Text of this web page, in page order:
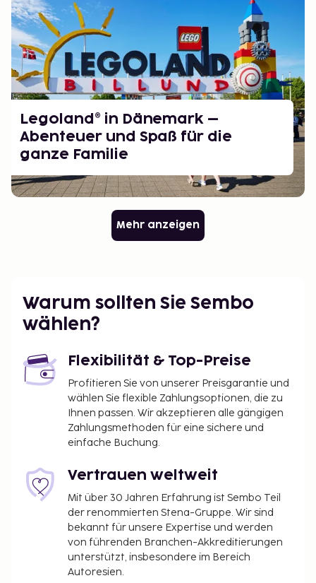
Legoland® in Dänemark –
Abenteuer und Spaß für die
ganze Familie
Mehr anzeigen
Warum sollten Sie Sembo
wählen?
Flexibilität & Top-Preise
Profitieren Sie von unserer Preisgarantie und
wählen Sie flexible Zahlungsoptionen, die zu
Ihnen passen. Wir akzeptieren alle gängigen
Zahlungsmethoden für eine sichere und
einfache Buchung.
Vertrauen weltweit
Mit über 30 Jahren Erfahrung ist Sembo Teil
der renommierten Stena-Gruppe. Wir sind
bekannt für unsere Expertise und werden
von führenden Branchen-Akkreditierungen
unterstützt, insbesondere im Bereich
Autoresien.